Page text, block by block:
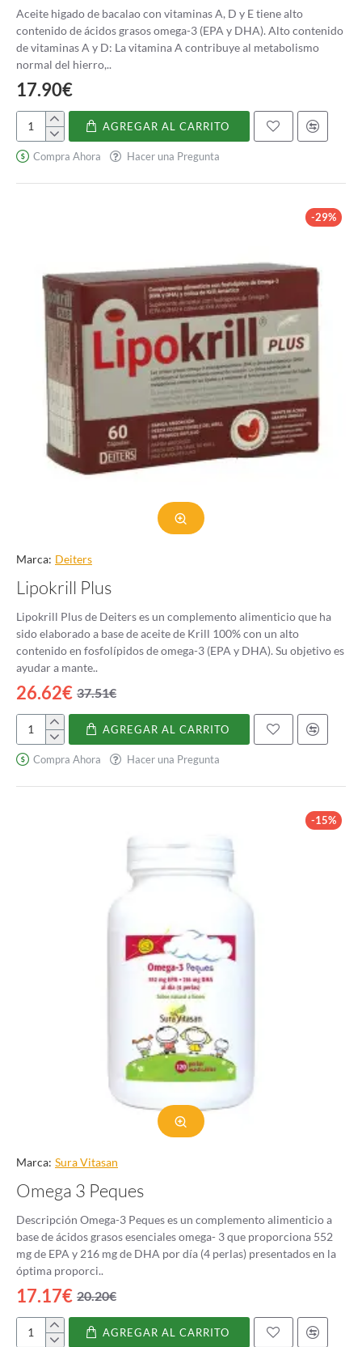
Aceite higado de bacalao con vitaminas A, D y E tiene alto
contenido de ácidos grasos omega-3 (EPA y DHA). Alto contenido
de vitaminas A y D: La vitamina A contribuye al metabolismo
normal del hierro,..
17.90€
Aceite
hígado
de
bacalao
AGREGAR AL CARRITO
Compra Ahora Hacer una Pregunta
-29%
Marca: Deiters
Lipokrill Plus
Lipokrill Plus de Deiters es un complemento alimenticio que ha
sido elaborado a base de aceite de Krill 100% con un alto
contenido en fosfolípidos de omega-3 (EPA y DHA). Su objetivo es
ayudar a mante..
26.62€ 37.51€
Lipokrill
Plus
AGREGAR AL CARRITO
Compra Ahora Hacer una Pregunta
-15%
Marca: Sura Vitasan
Omega 3 Peques
Descripción Omega-3 Peques es un complemento alimenticio a
base de ácidos grasos esenciales omega- 3 que proporciona 552
mg de EPA y 216 mg de DHA por día (4 perlas) presentados en la
óptima proporci..
17.17€ 20.20€
Omega
AGREGAR AL CARRITO